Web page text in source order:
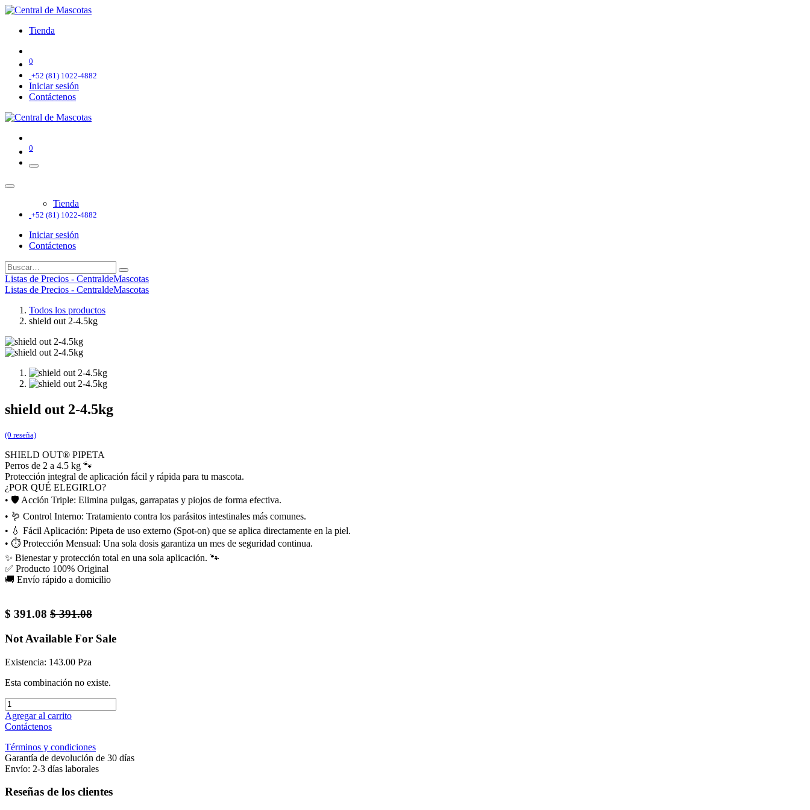
Tienda
0
+52 (81) 1022-4882
Iniciar sesión
Contáctenos
0
Tienda
+52 (81) 1022-4882
Iniciar sesión
Contáctenos
Listas de Precios - CentraldeMascotas
Listas de Precios - CentraldeMascotas
Todos los productos
shield out 2-4.5kg
shield out 2-4.5kg
(0 reseña)
SHIELD OUT® PIPETA
Perros de 2 a 4.5 kg 🐾
Protección integral de aplicación fácil y rápida para tu mascota.
¿POR QUÉ ELEGIRLO?
• 🛡️ Acción Triple: Elimina pulgas, garrapatas y piojos de forma efectiva.
• 🪱 Control Interno: Tratamiento contra los parásitos intestinales más comunes.
• 💧 Fácil Aplicación: Pipeta de uso externo (Spot-on) que se aplica directamente en la piel.
• ⏱️ Protección Mensual: Una sola dosis garantiza un mes de seguridad continua.
✨ Bienestar y protección total en una sola aplicación. 🐾
✅ Producto 100% Original
🚚 Envío rápido a domicilio
$ 391.08 $391.08
Not Available For Sale
Existencia: 143.00 Pza
Esta combinación no existe.
Agregar al carrito
Contáctenos
Términos y condiciones
Garantía de devolución de 30 días
Envío: 2-3 días laborales
Reseñas de los clientes